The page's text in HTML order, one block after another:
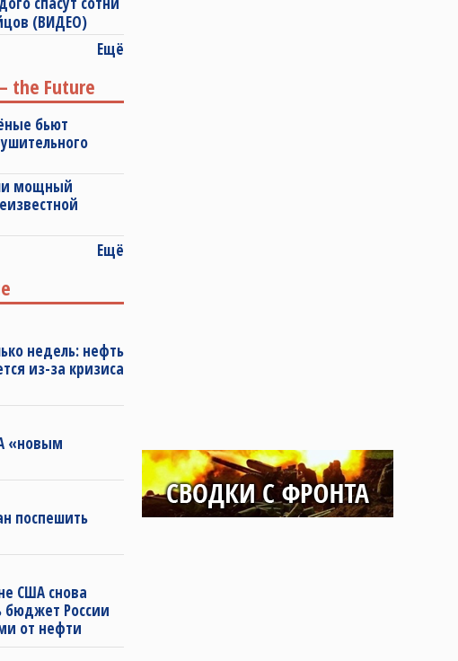
(ВИДЕО)
Ещё
the Future
бьют
мощный
Ещё
недель: нефть
из-за кризиса
«новым
поспешить
США снова
бюджет России
от нефти